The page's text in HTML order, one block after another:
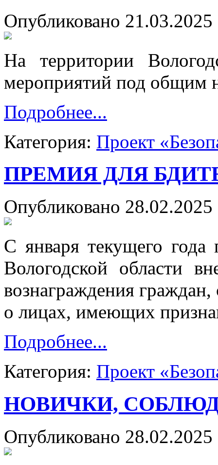
Опубликовано
На территории
мероприятий под общим
Подробнее...
Категория: Проект
ПРЕМИЯ ДЛЯ
Опубликовано
С января текущего года
Вологодской области
вознаграждения
о лицах, имеющих
Подробнее...
Категория: Проект
НОВИЧКИ,
Опубликовано